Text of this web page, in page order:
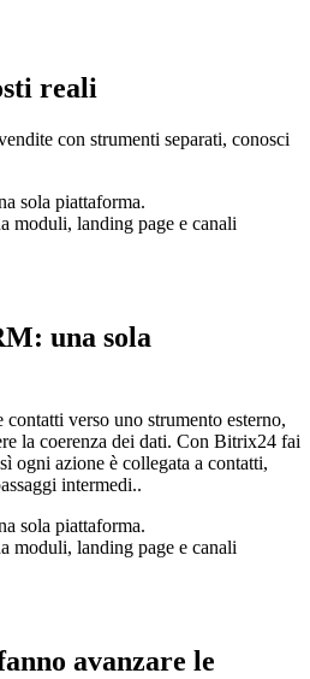
reali
con strumenti separati, conosci
sola piattaforma.
moduli, landing page e canali
una sola
verso uno strumento esterno,
la coerenza dei dati. Con Bitrix24 fai
ogni azione è collegata a contatti,
intermedi..
sola piattaforma.
moduli, landing page e canali
avanzare le